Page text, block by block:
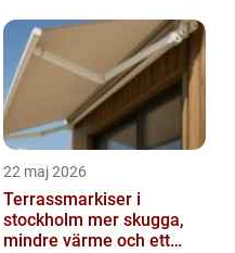
22 maj 2026
Terrassmarkiser i
stockholm mer skugga,
mindre värme och ett